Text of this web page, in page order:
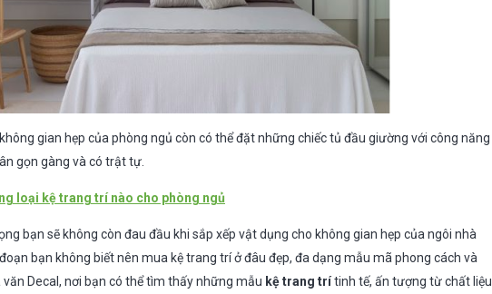
gian hẹp của phòng ngủ còn có thể đặt những chiếc tủ đầu giường với công năng
gọn gàng và có trật tự.
loại kệ trang trí nào cho phòng ngủ
bạn sẽ không còn đau đầu khi sắp xếp vật dụng cho không gian hẹp của ngôi nhà
bạn không biết nên mua kệ trang trí ở đâu đẹp, đa dạng mẫu mã phong cách và
Decal, nơi bạn có thể tìm thấy những mẫu kệ trang trítinh tế, ấn tượng từ chất liệu